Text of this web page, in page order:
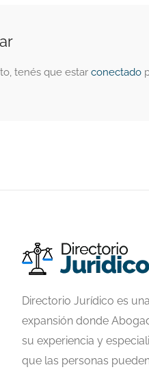
tenés que estarconectado
Directorio Jurídico es
expansión donde
su experiencia y
que las personas